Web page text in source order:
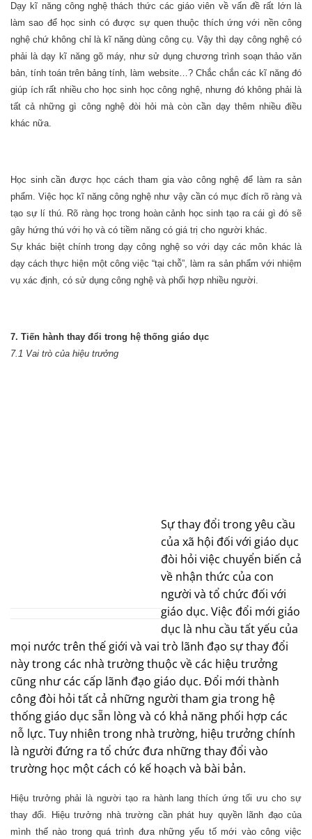
Dạy kĩ năng công nghệ thách thức các giáo viên về vấn đề rất lớn là
làm sao để học sinh có được sự quen thuộc thích ứng với nền công
nghệ chứ không chỉ là kĩ năng dùng công cụ. Vậy thì dạy công nghệ có
phải là dạy kĩ năng gõ máy, như sử dụng chương trình soạn thảo văn
bản, tính toán trên bảng tính, làm website…? Chắc chắn các kĩ năng đó
giúp ích rất nhiều cho học sinh học công nghệ, nhưng đó không phải là
tất cả những gì công nghệ đòi hỏi mà còn cần dạy thêm nhiều điều
khác nữa.
Học sinh cần được học cách tham gia vào công nghệ để làm ra sản
phẩm. Việc học kĩ năng công nghệ như vậy cần có mục đích rõ ràng và
tạo sự lí thú. Rõ ràng học trong hoàn cảnh học sinh tạo ra cái gì đó sẽ
gây hứng thú với họ và có tiềm năng có giá trị cho người khác.
Sự khác biệt chính trong dạy công nghệ so với dạy các môn khác là
dạy cách thực hiện một công việc “tại chỗ”, làm ra sản phẩm với nhiệm
vụ xác định, có sử dụng công nghệ và phối hợp nhiều người.
7. Tiến hành thay đổi trong hệ thống giáo dục
7.1 Vai trò của hiệu trưởng
Sự thay đổi trong yêu cầu
của xã hội đối với giáo dục
đòi hỏi việc chuyển biến cả
về nhận thức của con
người và tổ chức đối với
giáo dục. Việc đổi mới giáo
dục là nhu cầu tất yếu của
mọi nước trên thế giới và vai trò lãnh đạo sự thay đổi
này trong các nhà trường thuộc về các hiệu trưởng
cũng như các cấp lãnh đạo giáo dục. Đổi mới thành
công đòi hỏi tất cả những người tham gia trong hệ
thống giáo dục sẵn lòng và có khả năng phối hợp các
nỗ lực. Tuy nhiên trong nhà trường, hiệu trưởng chính
là người đứng ra tổ chức đưa những thay đổi vào
trường học một cách có kế hoạch và bài bản.
Hiệu trưởng phải là người tạo ra hành lang thích ứng tối ưu cho sự
thay đổi. Hiệu trưởng nhà trường cần phát huy quyền lãnh đạo của
mình thế nào trong quá trình đưa những yếu tố mới vào công việc